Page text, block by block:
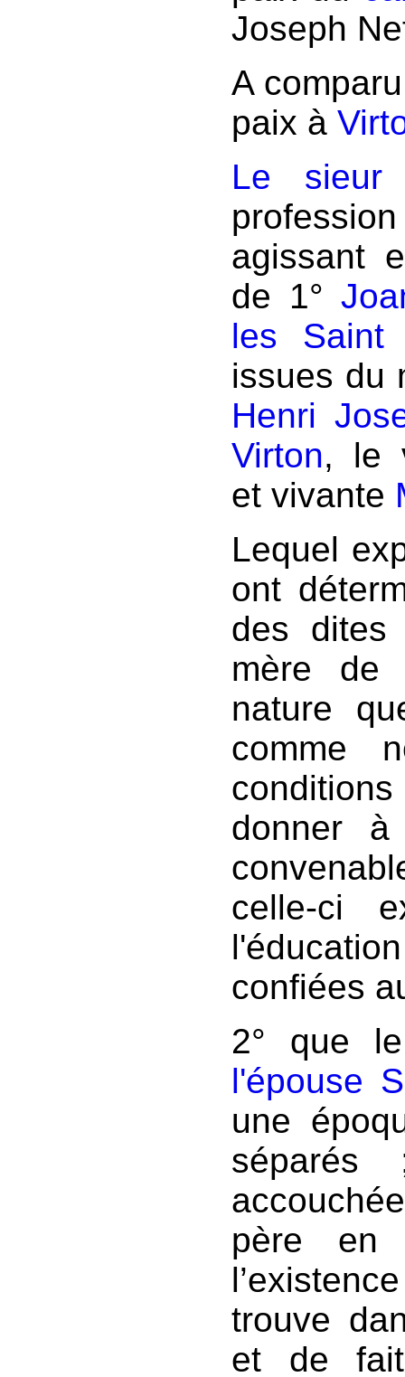
Joseph
A
paix à
Le sieur
agissant
de 1°
les Saint
issues du
Henri
Virton, le
et vivante
Lequel
ont
des dites
mère de
nature
comme
donner à
celle-ci
confiées
2° que
l'épouse
une
père en
trouve
et de fait